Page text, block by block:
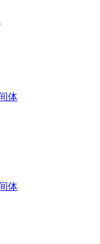
体
体